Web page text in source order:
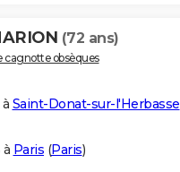
(72 ans)
cagnotte obsèques
Saint-Donat-sur-l'Herbasse
à Paris (Paris)